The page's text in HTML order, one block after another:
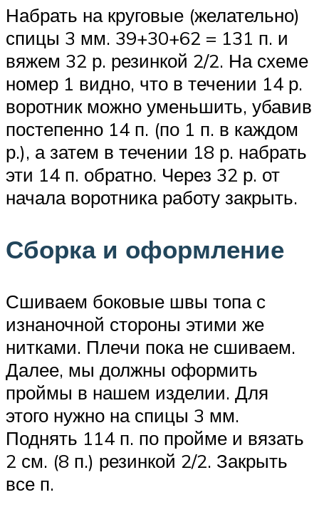
Набрать на круговые (желательно)
спицы 3 мм. 39+30+62 = 131 п. и
вяжем 32 р. резинкой 2/2. На схеме
номер 1 видно, что в течении 14 р.
воротник можно уменьшить, убавив
постепенно 14 п. (по 1 п. в каждом
р.), а затем в течении 18 р. набрать
эти 14 п. обратно. Через 32 р. от
начала воротника работу закрыть.
Сборка и оформление
Сшиваем боковые швы топа с
изнаночной стороны этими же
нитками. Плечи пока не сшиваем.
Далее, мы должны оформить
проймы в нашем изделии. Для
этого нужно на спицы 3 мм.
Поднять 114 п. по пройме и вязать
2 см. (8 п.) резинкой 2/2. Закрыть
все п.